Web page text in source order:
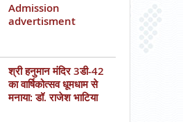
Admission
advertisment
श्री हनुमान मंदिर 3डी-42
का वार्षिकोत्सव धूमधाम से
मनाया: डॉ. राजेश भाटिया